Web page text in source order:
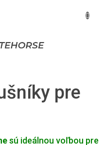
pre
sú ideálnou voľbou pre